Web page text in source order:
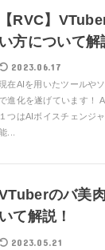
【RVC】
い方について解
2023.06.17
在AIを用いたツールや
で進化を遂げています！
１つはAIボイスチェンジ
...
のバ美
いて解説！
2023.05.21